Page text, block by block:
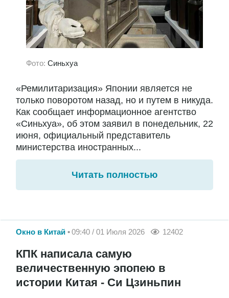
Фото: Синьхуа
«Ремилитаризация» Японии является не
только поворотом назад, но и путем в никуда.
Как сообщает информационное агентство
«Синьхуа», об этом заявил в понедельник, 22
июня, официальный представитель
министерства иностранных...
Читать полностью
Окно в Китай 09:40 / 01 Июля 2026 12402
КПК написала самую
величественную эпопею в
истории Китая - Си Цзиньпин